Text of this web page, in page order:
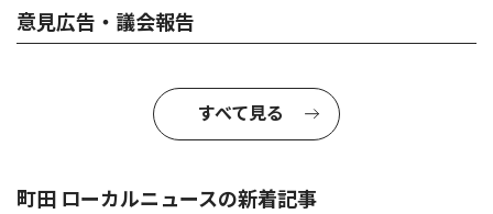
意見広告・議会報告
すべて見る
町田 ローカルニュースの新着記事